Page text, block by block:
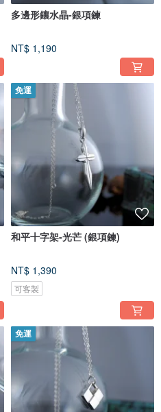
多邊形鑲水晶-銀項鍊
NT$ 1,190
免運
和平十字架-光芒 (銀項鍊)
NT$ 1,390
可客製
免運